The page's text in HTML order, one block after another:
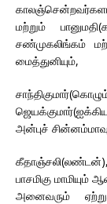
மற்றும்
சண்முகலிங்கம்
மைத்துனியும்,
அன்புச்
பாசமிகு
அனைவரும்